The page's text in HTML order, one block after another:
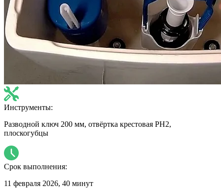
Инструменты:
Разводной ключ 200 мм, отвёртка крестовая PH2,
плоскогубцы
Срок выполнения:
11 февраля 2026, 40 минут